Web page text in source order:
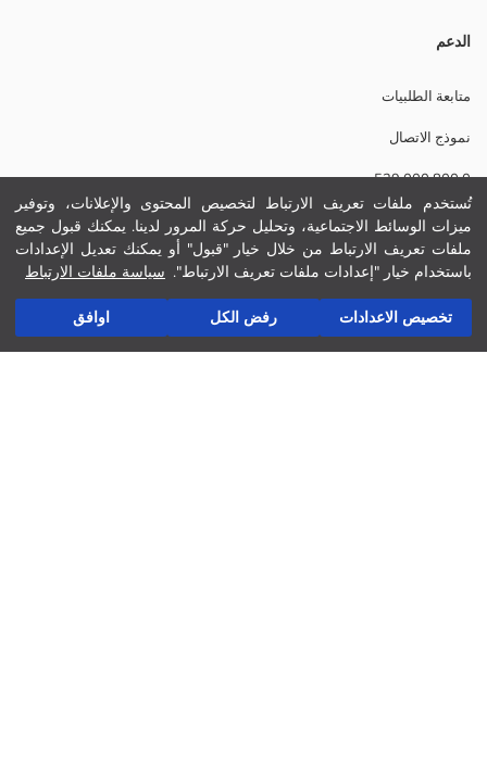
تُستخدم ملفات تعريف الارتباط لتخصيص المحتوى والإعلانات، وتوفير
ميزات الوسائط الاجتماعية، وتحليل حركة المرور لدينا. يمكنك قبول جميع
ملفات تعريف الارتباط من خلال خيار "قبول" أو يمكنك تعديل الإعدادات
باستخدام خيار "إعدادات ملفات تعريف الارتباط". سياسة ملفات الارتباط
تخصيص الاعدادات رفض الكل اوافق
أضف إلى السلة
حافة مطوية ويتسكر بسحاب وزر.
الوزن:
تفاصيل الاستدامة:
نام تجاری:
نوع:
حجم :
سماكة:
طول:
الدعم
متابعة الطلبيات
نموذج الاتصال
0 800 000 529
مساعدة
الإرجاع
تابعنا